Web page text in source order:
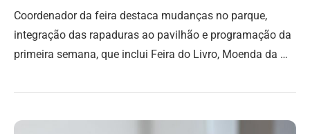
Coordenador da feira destaca mudanças no parque,
integração das rapaduras ao pavilhão e programação da
primeira semana, que inclui Feira do Livro, Moenda da …